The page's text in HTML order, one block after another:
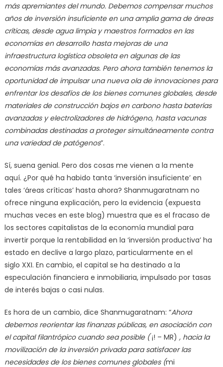
más apremiantes del mundo. Debemos compensar muchos
años de inversión insuficiente en una amplia gama de áreas
críticas, desde agua limpia y maestros formados en las
economías en desarrollo hasta mejoras de una
infraestructura logística obsoleta en algunas de las
economías más avanzadas. Pero ahora también tenemos la
oportunidad de impulsar una nueva ola de innovaciones para
enfrentar los desafíos de los bienes comunes globales, desde
materiales de construcción bajos en carbono hasta baterías
avanzadas y electrolizadores de hidrógeno, hasta vacunas
combinadas destinadas a proteger simultáneamente contra
una variedad de patógenos”.
Sí, suena genial. Pero dos cosas me vienen a la mente
aquí. ¿Por qué ha habido tanta ‘inversión insuficiente’ en
tales ‘áreas críticas’ hasta ahora? Shanmugaratnam no
ofrece ninguna explicación, pero la evidencia (expuesta
muchas veces en este blog) muestra que es el fracaso de
los sectores capitalistas de la economía mundial para
invertir porque la rentabilidad en la ‘inversión productiva’ ha
estado en declive a largo plazo, particularmente en el
siglo XXI. En cambio, el capital se ha destinado a la
especulación financiera e inmobiliaria, impulsado por tasas
de interés bajas o casi nulas.
Es hora de un cambio, dice Shanmugaratnam: “Ahora
debemos reorientar las finanzas públicas, en asociación con
el capital filantrópico cuando sea posible (¡! – MR) , hacia la
movilización de la inversión privada para satisfacer las
necesidades de los bienes comunes globales (mi